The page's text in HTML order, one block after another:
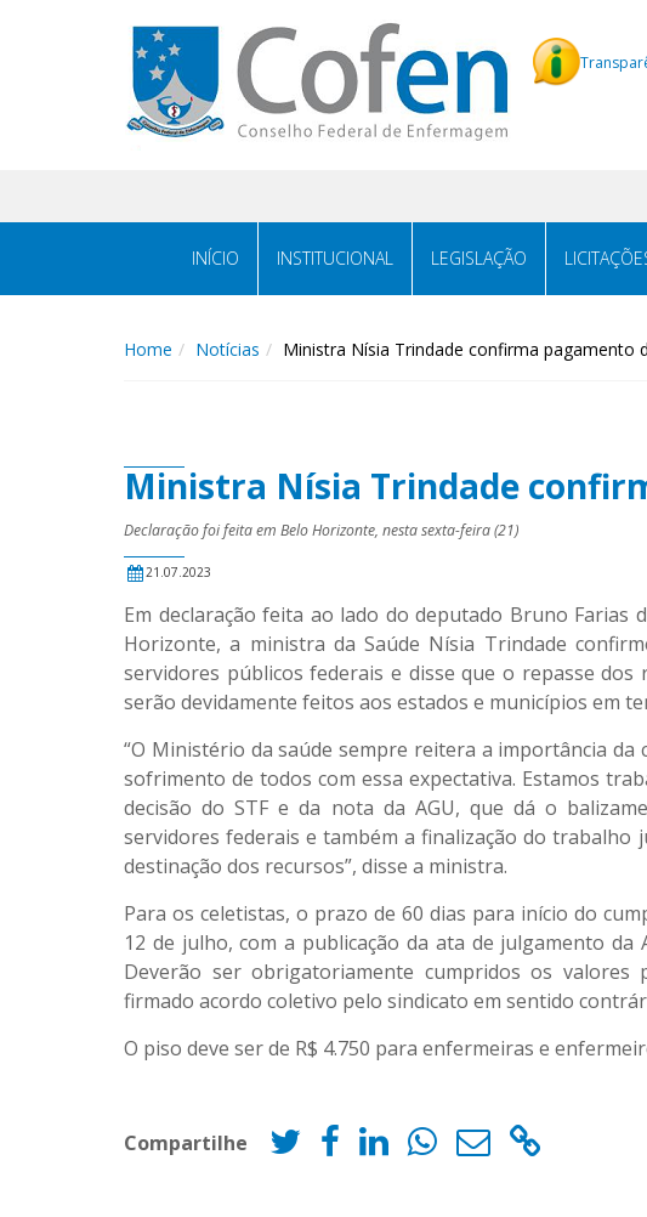
INÍCIO INSTITUCIONAL LEGISLAÇÃO
Home Notícias Ministra Nísia Trindade confirma pagamento
Ministra Nísia Trindade
Declaração foi feita em Belo Horizonte, nesta sexta-feira (21)
21.07.2023
Em declaração feita ao lado do deputado Bruno
Horizonte, a ministra da Saúde Nísia Trindade
servidores públicos federais e disse que o repasse
serão devidamente feitos aos estados e municípios em
“O Ministério da saúde sempre reitera a importância
sofrimento de todos com essa expectativa. Estamos
decisão do STF e da nota da AGU, que dá o
servidores federais e também a finalização do
destinação dos recursos”, disse a ministra.
Para os celetistas, o prazo de 60 dias para início do
12 de julho, com a publicação da ata de julgamento da
Deverão ser obrigatoriamente cumpridos os valores
firmado acordo coletivo pelo sindicato em sentido
O piso deve ser de R$ 4.750 para enfermeiras e
Compartilhe